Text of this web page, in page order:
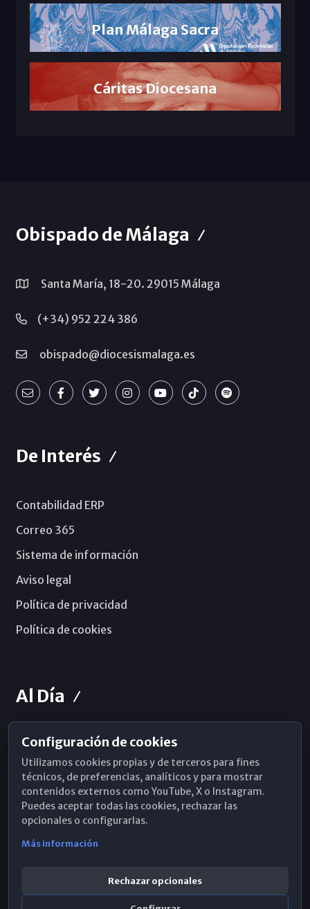
Plan Málaga Sacra
Cáritas Diocesana
Obispado de Málaga
Santa María, 18-20. 29015 Málaga
(+34) 952 224 386
obispado@diocesismalaga.es
De Interés
Contabilidad ERP
Correo 365
Sistema de información
Aviso legal
Política de privacidad
Política de cookies
Al Día
Horarios de Misa
Hemeroteca
WhatsApp
Configuración de cookies
Utilizamos cookies propias y de terceros para fines
técnicos, de preferencias, analíticos y para mostrar
contenidos externos como YouTube, X o Instagram.
Puedes aceptar todas las cookies, rechazar las
opcionales o configurarlas.
Más información
Rechazar opcionales